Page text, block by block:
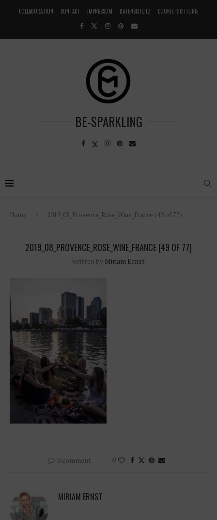
COLLABORATION CONTACT IMPRESSUM DATENSCHUTZ COOKIE-RICHTLINIE
BE-SPARKLING
Home 2019_08_Provence_Rose_Wine_France (49 of 77)
2019_08_PROVENCE_ROSE_WINE_FRANCE (49 OF 77)
written by Miriam Ernst
0 comment 0
MIRIAM ERNST